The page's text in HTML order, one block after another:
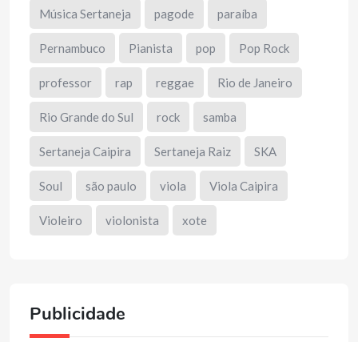
Música Sertaneja pagode paraíba
Pernambuco Pianista pop Pop Rock
professor rap reggae Rio de Janeiro
Rio Grande do Sul rock samba
Sertaneja Caipira Sertaneja Raiz SKA
Soul são paulo viola Viola Caipira
Violeiro violonista xote
Publicidade